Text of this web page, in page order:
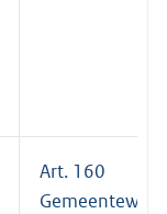
Art. 160
Gemeentewet